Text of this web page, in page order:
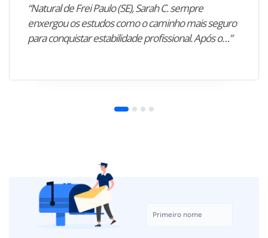
“Natural de Frei Paulo (SE), Sarah C. sempre
enxergou os estudos como o caminho mais seguro
para conquistar estabilidade profissional. Após o…”